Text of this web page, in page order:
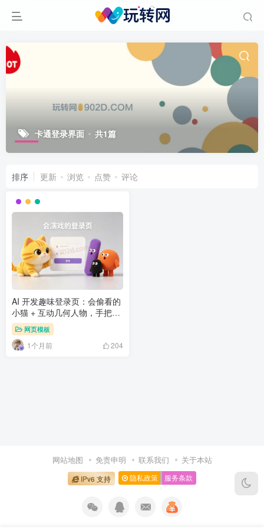
卡通登录界面 共1篇
排序 更新 浏览 点赞 评论
AI 开发趣味登录页：会偷看的
小猫 + 互动几何人物，手把手
教你打造
网页模板
1个月前 204
网站地图 免责申明 联系我们 关于本站
IPv6 支持 隐私政策 服务条款